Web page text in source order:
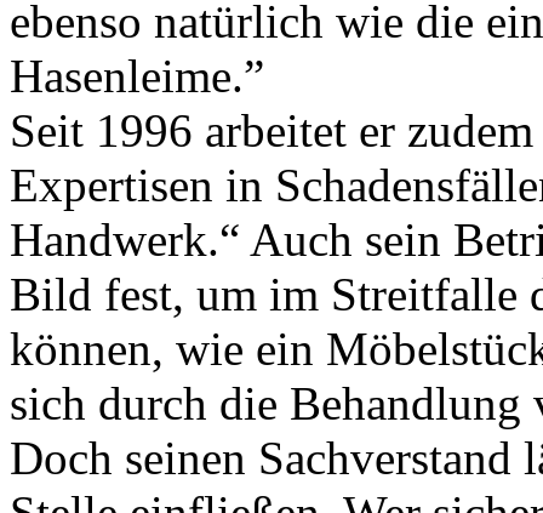
ebenso natürlich wie die
Hasenleime.”
Seit 1996 arbeitet er
Expertisen in
Handwerk.“ Auch sein
Bild fest, um im Streitfalle
können, wie ein
sich durch die Behandlung
Doch seinen Sachverstand